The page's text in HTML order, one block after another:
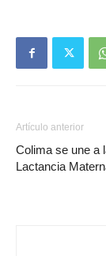
Artículo anterior
Colima se une a
Lactancia